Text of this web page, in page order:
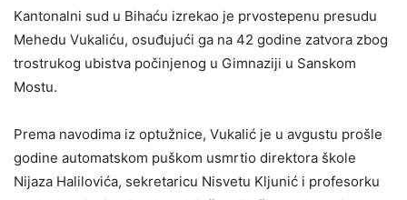
Kantonalni sud u Bihaću izrekao je prvostepenu presudu
Mehedu Vukaliću, osuđujući ga na 42 godine zatvora zbog
trostrukog ubistva počinjenog u Gimnaziji u Sanskom
Mostu.
Prema navodima iz optužnice, Vukalić je u avgustu prošle
godine automatskom puškom usmrtio direktora škole
Nijaza Halilovića, sekretaricu Nisvetu Kljunić i profesorku